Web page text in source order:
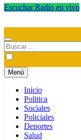
Escuchar Radio en vivo
Buscar:
Menú
Inicio
Politica
Sociales
Policiales
Deportes
Salud